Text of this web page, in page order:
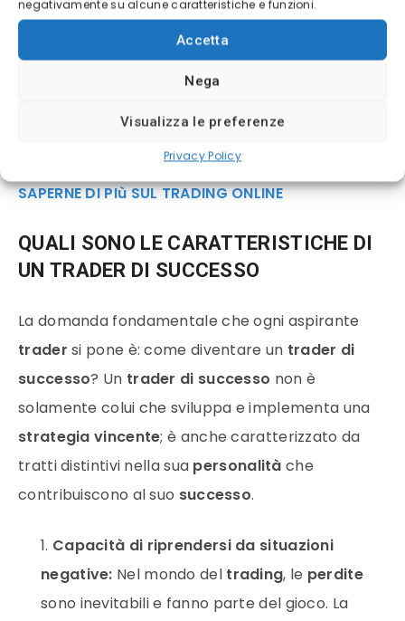
negativamente su alcune caratteristiche e funzioni.
Accetta
Nega
Visualizza le preferenze
Privacy Policy
raggiungere risultati eccellenti, è necessario
, dimostraredeterminazione
studio
VISITA IL SITO UFFICIALE DI FINECO BANK PER
SAPERNE DI PIù SUL TRADING ONLINE
QUALI SONO LE CARATTERISTICHE DI
UN TRADER DI SUCCESSO
La domanda fondamentale che ogni aspirante
trader si pone è: come diventare un trader di
successo? Un trader di successo non è
solamente colui che sviluppa e implementa una
strategia vincente; è anche caratterizzato da
tratti distintivi nella sua personalità che
contribuiscono al suo successo.
Capacità di riprendersi da situazioni
negative: Nel mondo del trading, le perdite
sono inevitabili e fanno parte del gioco. La